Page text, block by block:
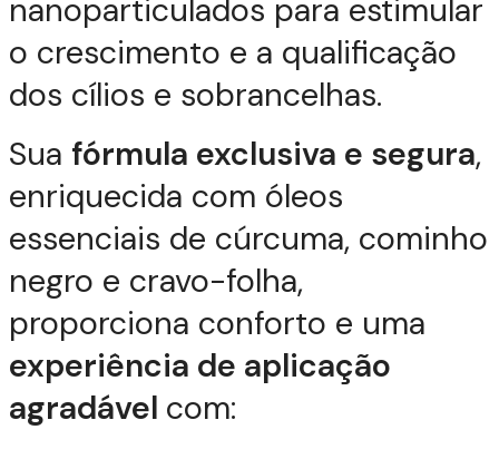
nanoparticulados para estimular
o crescimento e a qualificação
dos cílios e sobrancelhas.
Sua fórmula exclusiva e segura,
enriquecida com óleos
essenciais de cúrcuma, cominho
negro e cravo-folha,
proporciona conforto e uma
experiência de aplicação
agradável com: